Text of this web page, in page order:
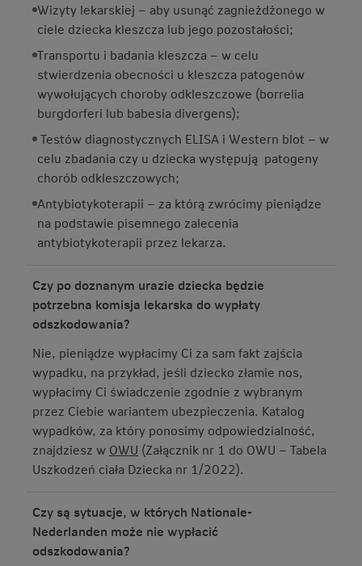
Wizyty lekarskiej – aby usunąć zagnieżdżonego w
ciele dziecka kleszcza lub jego pozostałości;
Transportu i badania kleszcza – w celu
stwierdzenia obecności u kleszcza patogenów
wywołujących choroby odkleszczowe (borrelia
burgdorferi lub babesia divergens);
Testów diagnostycznych ELISA i Western blot – w
celu zbadania czy u dziecka występują patogeny
chorób odkleszczowych;
Antybiotykoterapii – za którą zwrócimy pieniądze
na podstawie pisemnego zalecenia
antybiotykoterapii przez lekarza.
Czy po doznanym urazie dziecka będzie
potrzebna komisja lekarska do wypłaty
odszkodowania?
Nie, pieniądze wypłacimy Ci za sam fakt zajścia
wypadku, na przykład, jeśli dziecko złamie nos,
wypłacimy Ci świadczenie zgodnie z wybranym
przez Ciebie wariantem ubezpieczenia. Katalog
wypadków, za który ponosimy odpowiedzialność,
znajdziesz w OWU (Załącznik nr 1 do OWU – Tabela
Uszkodzeń ciała Dziecka nr 1/2022).
Czy są sytuacje, w których Nationale-
Nederlanden może nie wypłacić
odszkodowania?